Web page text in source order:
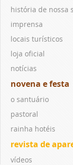
história de nossa
imprensa
locais turísticos
loja oficial
notícias
novena e festa
o santuário
pastoral
rainha hotéis
revista de
vídeos